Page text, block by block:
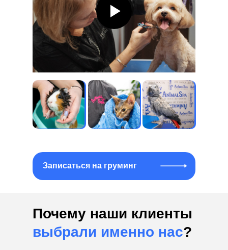
Записаться на груминг
Почему наши клиенты
выбрали именно нас?